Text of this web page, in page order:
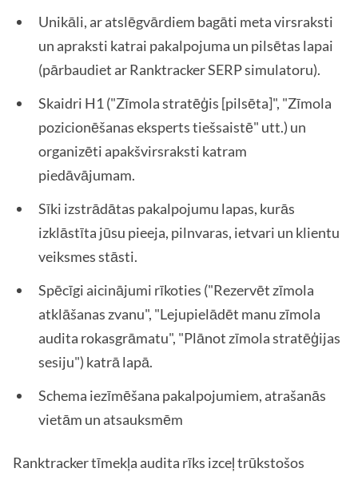
Unikāli, ar atslēgvārdiem bagāti meta virsraksti
un apraksti katrai pakalpojuma un pilsētas lapai
(pārbaudiet ar Ranktracker SERP simulatoru).
Skaidri H1 ("Zīmola stratēģis [pilsēta]", "Zīmola
pozicionēšanas eksperts tiešsaistē" utt.) un
organizēti apakšvirsraksti katram
piedāvājumam.
Sīki izstrādātas pakalpojumu lapas, kurās
izklāstīta jūsu pieeja, pilnvaras, ietvari un klientu
veiksmes stāsti.
Spēcīgi aicinājumi rīkoties ("Rezervēt zīmola
atklāšanas zvanu", "Lejupielādēt manu zīmola
audita rokasgrāmatu", "Plānot zīmola stratēģijas
sesiju") katrā lapā.
Schema iezīmēšana pakalpojumiem, atrašanās
vietām un atsauksmēm
Ranktracker tīmekļa audita rīks izceļ trūkstošos